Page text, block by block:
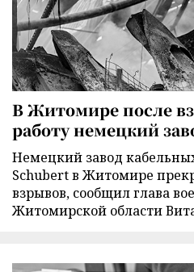
В Житомире после
работу немецкий
Немецкий завод
Schubert в Житомире
взрывов, сообщил глава
Житомирской области